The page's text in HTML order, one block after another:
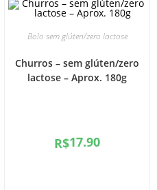
Bolo sem glúten/zero lactose
Churros – sem glúten/zero
lactose – Aprox. 180g
R$17.90